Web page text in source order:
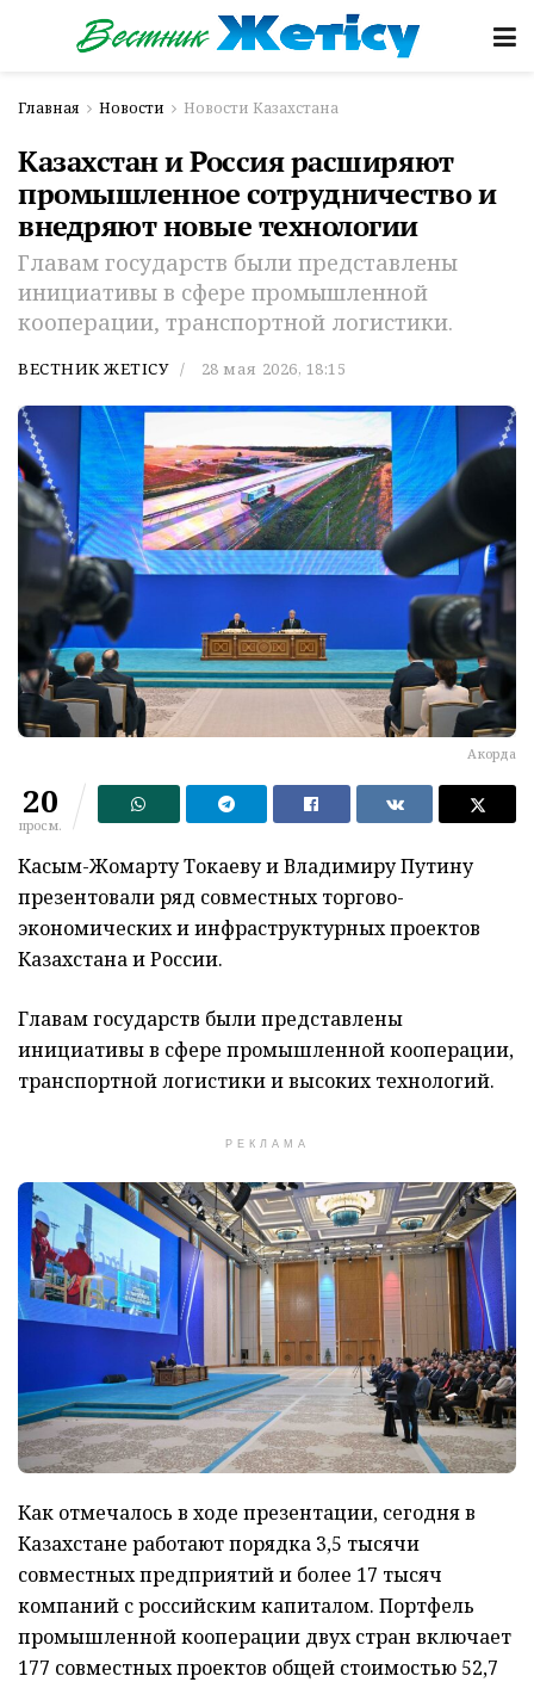
Главная Новости Новости Казахстана
Казахстан и Россия расширяют
промышленное сотрудничество и
внедряют новые технологии
Главам государств были представлены
инициативы в сфере промышленной
кооперации, транспортной логистики.
ВЕСТНИК ЖЕТІСУ 28 мая 2026, 18:15
Акорда
20
просм.
Касым-Жомарту Токаеву и Владимиру Путину
презентовали ряд совместных торгово-
экономических и инфраструктурных проектов
Казахстана и России.
Главам государств были представлены
инициативы в сфере промышленной кооперации,
транспортной логистики и высоких технологий.
РЕКЛАМА
Как отмечалось в ходе презентации, сегодня в
Казахстане работают порядка 3,5 тысячи
совместных предприятий и более 17 тысяч
компаний с российским капиталом. Портфель
промышленной кооперации двух стран включает
177 совместных проектов общей стоимостью 52,7